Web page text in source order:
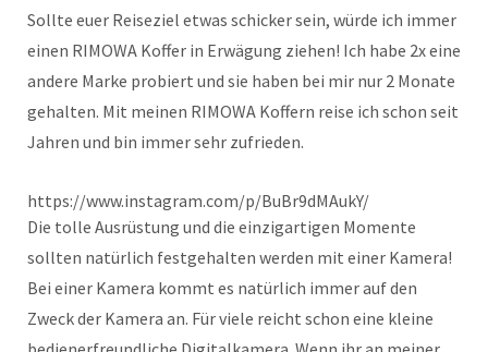
Sollte euer Reiseziel etwas schicker sein, würde ich immer
einen RIMOWA Koffer in Erwägung ziehen! Ich habe 2x eine
andere Marke probiert und sie haben bei mir nur 2 Monate
gehalten. Mit meinen RIMOWA Koffern reise ich schon seit
Jahren und bin immer sehr zufrieden.
https://www.instagram.com/p/BuBr9dMAukY/
Die tolle Ausrüstung und die einzigartigen Momente
sollten natürlich festgehalten werden mit einer Kamera!
Bei einer Kamera kommt es natürlich immer auf den
Zweck der Kamera an. Für viele reicht schon eine kleine